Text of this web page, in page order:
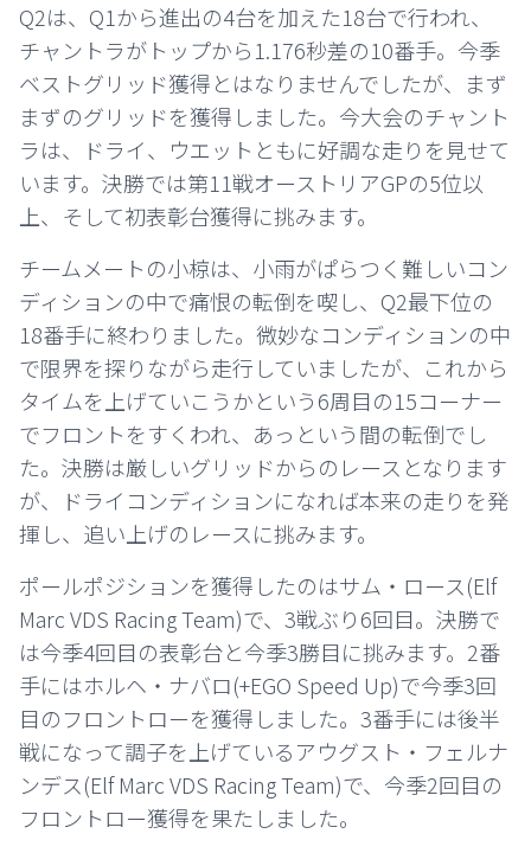
Q2は、Q1から進出の4台を加えた18台で行われ、
チャントラがトップから1.176秒差の10番手。今季
ベストグリッド獲得とはなりませんでしたが、まず
まずのグリッドを獲得しました。今大会のチャント
ラは、ドライ、ウエットともに好調な走りを見せて
います。決勝では第11戦オーストリアGPの5位以
上、そして初表彰台獲得に挑みます。
チームメートの小椋は、小雨がぱらつく難しいコン
ディションの中で痛恨の転倒を喫し、Q2最下位の
18番手に終わりました。微妙なコンディションの中
で限界を探りながら走行していましたが、これから
タイムを上げていこうかという6周目の15コーナー
でフロントをすくわれ、あっという間の転倒でし
た。決勝は厳しいグリッドからのレースとなります
が、ドライコンディションになれば本来の走りを発
揮し、追い上げのレースに挑みます。
ポールポジションを獲得したのはサム・ロース(Elf
Marc VDS Racing Team)で、3戦ぶり6回目。決勝で
は今季4回目の表彰台と今季3勝目に挑みます。2番
手にはホルヘ・ナバロ(+EGO Speed Up)で今季3回
目のフロントローを獲得しました。3番手には後半
戦になって調子を上げているアウグスト・フェルナ
ンデス(Elf Marc VDS Racing Team)で、今季2回目の
フロントロー獲得を果たしました。